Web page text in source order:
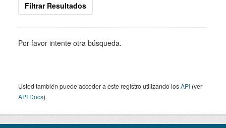
Filtrar Resultados
Por favor intente otra búsqueda.
Usted también puede acceder a este registro utilizando losAPI (ver
API Docs).